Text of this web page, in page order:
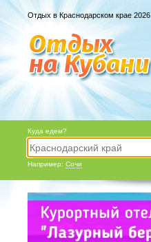
Отдых в Краснодарском крае 2026
Куда едем?
Например: Сочи